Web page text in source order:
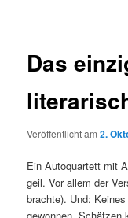
Das
Veröffentlicht am2.
Ein Autoquartett mit
geil. Vor allem der
brachte). Und: